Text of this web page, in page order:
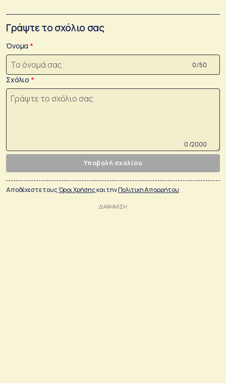
Γράψτε το σχόλιο σας
Όνομα
0 /50
Σχόλιο
0 /2000
Υποβολή σχολίου
Αποδέχεστε τουςΌροι Χρήσηςκαι τηνΠολιτικη Απορρήτου